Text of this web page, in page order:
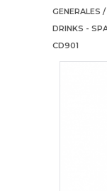
GENERALES /
DRINKS -
CD901